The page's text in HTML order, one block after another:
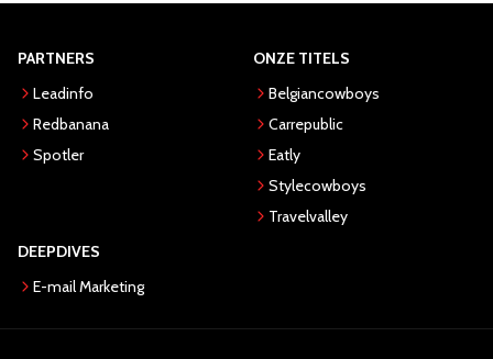
PARTNERS
Leadinfo
Redbanana
Spotler
ONZE TITELS
Belgiancowboys
Carrepublic
Eatly
Stylecowboys
Travelvalley
DEEPDIVES
E-mail Marketing